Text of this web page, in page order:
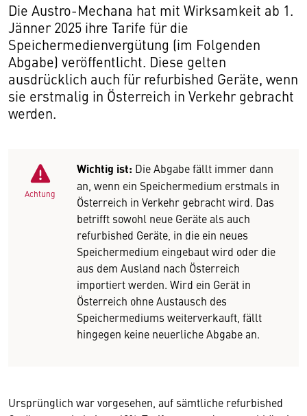
Die Austro-Mechana hat mit Wirksamkeit ab 1.
Jänner 2025 ihre Tarife für die
Speichermedienvergütung (im Folgenden
Abgabe) veröffentlicht. Diese gelten
ausdrücklich auch für refurbished Geräte, wenn
sie erstmalig in Österreich in Verkehr gebracht
werden.
Achtung
Wichtig ist: Die Abgabe fällt immer dann
an, wenn ein Speichermedium erstmals in
Österreich in Verkehr gebracht wird. Das
betrifft sowohl neue Geräte als auch
refurbished Geräte, in die ein neues
Speichermedium eingebaut wird oder die
aus dem Ausland nach Österreich
importiert werden. Wird ein Gerät in
Österreich ohne Austausch des
Speichermediums weiterverkauft, fällt
hingegen keine neuerliche Abgabe an.
Ursprünglich war vorgesehen, auf sämtliche refurbished